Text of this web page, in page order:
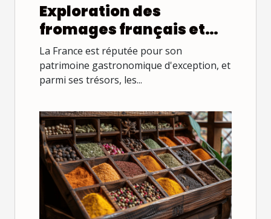
Exploration des
fromages français et
leurs meilleurs accords
vinicoles
La France est réputée pour son
patrimoine gastronomique d'exception, et
parmi ses trésors, les...